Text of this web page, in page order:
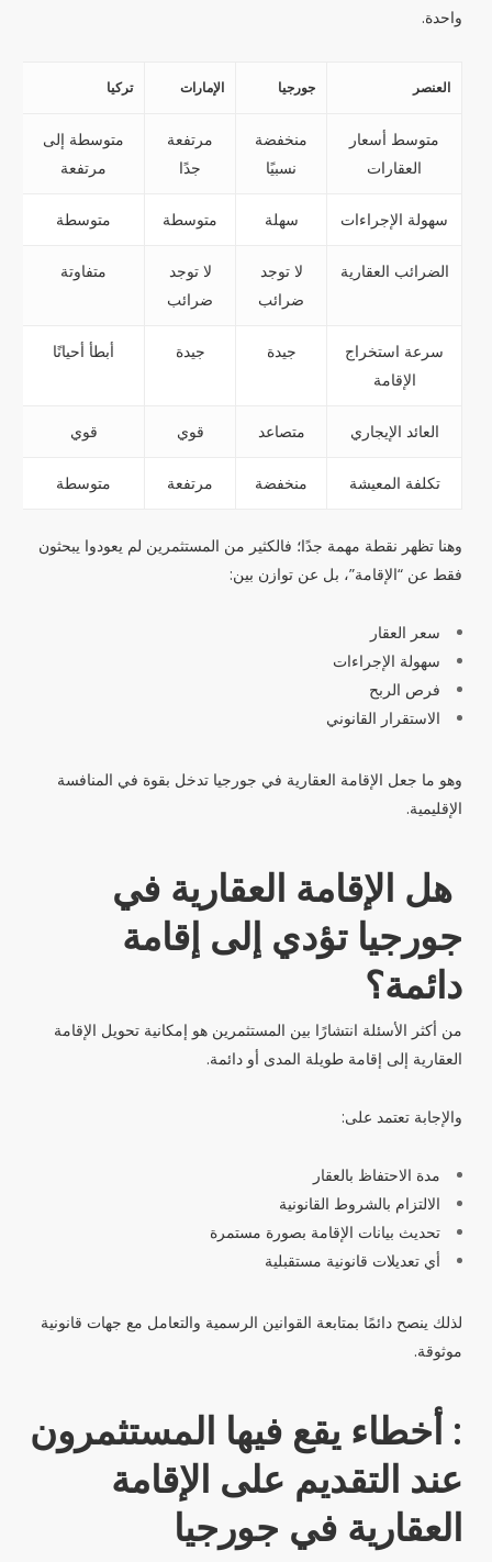
واحدة.
العنصر جورجيا الإمارات تركيا
متوسط أسعار
العقارات
منخفضة
نسبيًا
مرتفعة
جدًا
متوسطة إلى
مرتفعة
سهولة الإجراءات سهلة متوسطة متوسطة
الضرائب العقارية
لا توجد
ضرائب
لا توجد
ضرائب
متفاوتة
سرعة استخراج
الإقامة
جيدة جيدة أبطأ أحيانًا
العائد الإيجاري متصاعد قوي قوي
تكلفة المعيشة منخفضة مرتفعة متوسطة
وهنا تظهر نقطة مهمة جدًا؛ فالكثير من المستثمرين لم يعودوا يبحثون
فقط عن “الإقامة”، بل عن توازن بين:
سعر العقار
سهولة الإجراءات
فرص الربح
الاستقرار القانوني
وهو ما جعل الإقامة العقارية في جورجيا تدخل بقوة في المنافسة
الإقليمية.
هل الإقامة العقارية في
جورجيا تؤدي إلى إقامة
دائمة؟
من أكثر الأسئلة انتشارًا بين المستثمرين هو إمكانية تحويل الإقامة
العقارية إلى إقامة طويلة المدى أو دائمة.
والإجابة تعتمد على:
مدة الاحتفاظ بالعقار
الالتزام بالشروط القانونية
تحديث بيانات الإقامة بصورة مستمرة
أي تعديلات قانونية مستقبلية
لذلك ينصح دائمًا بمتابعة القوانين الرسمية والتعامل مع جهات قانونية
موثوقة.
: أخطاء يقع فيها المستثمرون
عند التقديم على الإقامة
العقارية في جورجيا